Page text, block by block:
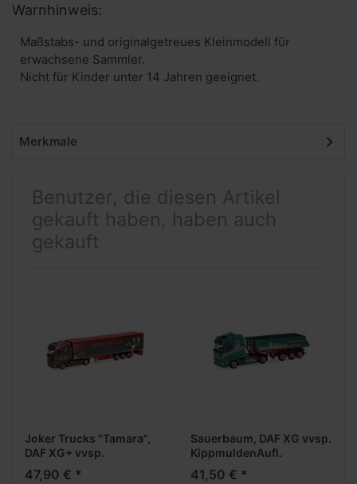
Warnhinweis:
Maßstabs- und originalgetreues Kleinmodell für
erwachsene Sammler.
Nicht für Kinder unter 14 Jahren geeignet.
Merkmale
Benutzer, die diesen Artikel
gekauft haben, haben auch
gekauft
Joker Trucks "Tamara",
DAF XG+ vvsp.
SchubbodenAufl.
47,90 € *
Sauerbaum, DAF XG vvsp.
KippmuldenAufl.
41,50 € *